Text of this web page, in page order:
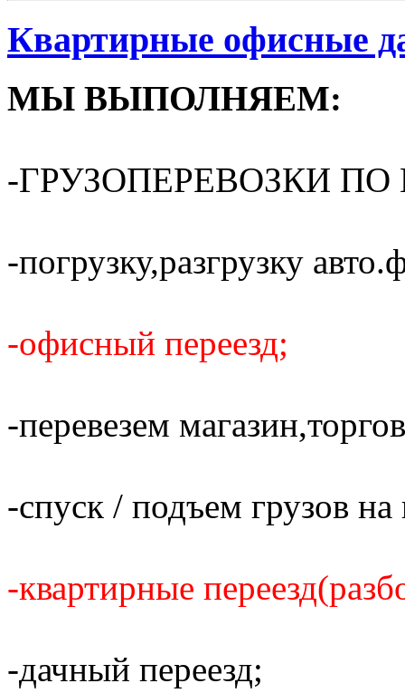
Квартирные офисные
МЫ ВЫПОЛНЯЕМ:
-ГРУЗОПЕРЕВОЗКИ
-погрузку,разгрузку
-офисный переезд;
-перевезем
-спуск / подъем грузов
-квартирные
-дачный переезд;